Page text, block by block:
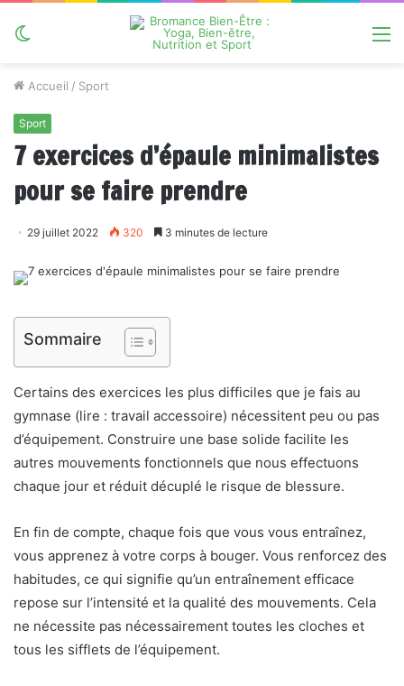
Accueil / Sport
Sport
7 exercices d’épaule minimalistes
pour se faire prendre
29 juillet 2022 320 3 minutes de lecture
Sommaire
Certains des exercices les plus difficiles que je fais au
gymnase (lire : travail accessoire) nécessitent peu ou pas
d’équipement. Construire une base solide facilite les
autres mouvements fonctionnels que nous effectuons
chaque jour et réduit décuplé le risque de blessure.
En fin de compte, chaque fois que vous vous entraînez,
vous apprenez à votre corps à bouger. Vous renforcez des
habitudes, ce qui signifie qu’un entraînement efficace
repose sur l’intensité et la qualité des mouvements. Cela
ne nécessite pas nécessairement toutes les cloches et
tous les sifflets de l’équipement.